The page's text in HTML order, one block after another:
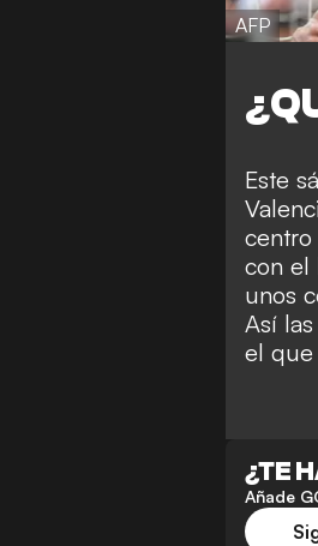
AFP
Este
centro
con el
unos
Así
el que
¿TE
Añade